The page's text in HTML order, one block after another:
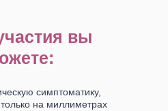
вы
симптоматику,
на миллиметрах